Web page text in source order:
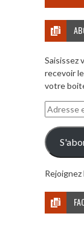
Saisissez
recevoir
votre
Adresse
e-
mail